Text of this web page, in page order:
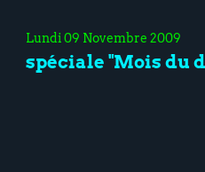
Lundi 09 Novembre 2009
spéciale "Mois du